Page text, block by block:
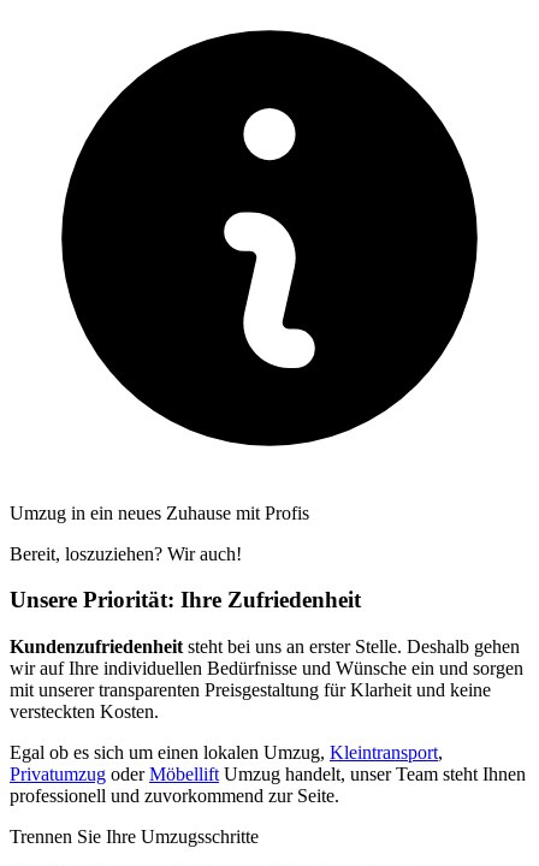
Umzug in ein neues Zuhause mit Profis
Bereit, loszuziehen? Wir auch!
Unsere Priorität: Ihre Zufriedenheit
Kundenzufriedenheit steht bei uns an erster Stelle. Deshalb gehen
wir auf Ihre individuellen Bedürfnisse und Wünsche ein und sorgen
mit unserer transparenten Preisgestaltung für Klarheit und keine
versteckten Kosten.
Egal ob es sich um einen lokalen Umzug, Kleintransport,
Privatumzug oderMöbellift Umzug handelt, unser Team steht Ihnen
professionell und zuvorkommend zur Seite.
Trennen Sie Ihre Umzugsschritte